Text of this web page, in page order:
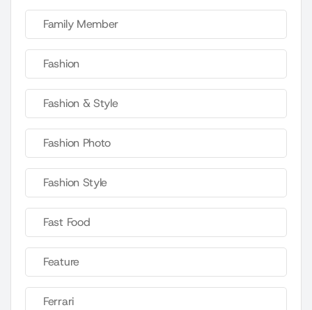
Family Member
Fashion
Fashion & Style
Fashion Photo
Fashion Style
Fast Food
Feature
Ferrari